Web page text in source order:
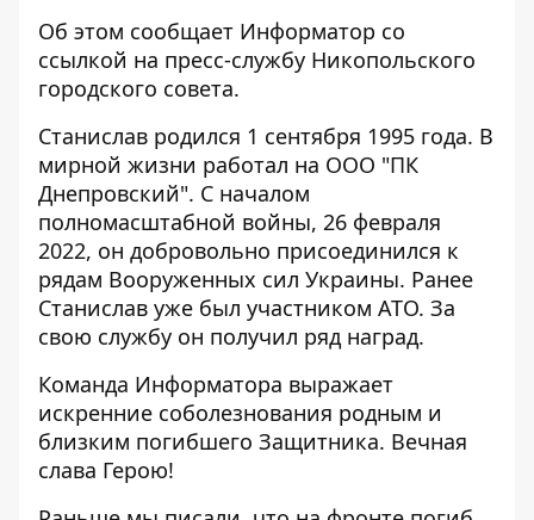
Об этом сообщает Информатор со
ссылкой на пресс-службу Никопольского
городского совета.
Станислав родился 1 сентября 1995 года. В
мирной жизни работал на ООО "ПК
Днепровский". С началом
полномасштабной войны, 26 февраля
2022, он добровольно присоединился к
рядам Вооруженных сил Украины. Ранее
Станислав уже был участником АТО. За
свою службу он получил ряд наград.
Команда Информатора выражает
искренние соболезнования родным и
близким погибшего Защитника. Вечная
слава Герою!